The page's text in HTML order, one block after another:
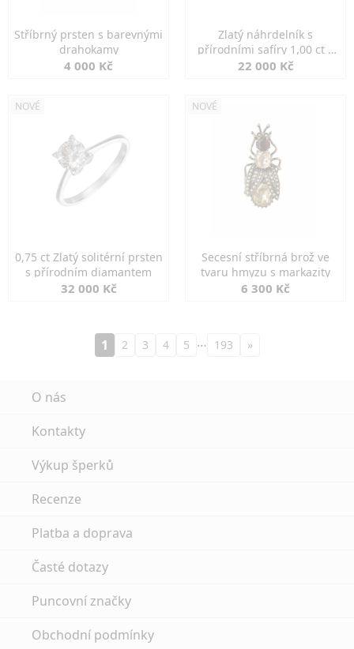
Stříbrný prsten s barevnými
drahokamy
4 000 Kč
Zlatý náhrdelník s
přírodními safíry 1,00 ct a
diamanty
22 000 Kč
NOVÉ
0,75 ct Zlatý solitérní prsten
s přírodním diamantem
32 000 Kč
NOVÉ
Secesní stříbrná brož ve
tvaru hmyzu s markazity
6 300 Kč
1 2 3 4 5 … 193 »
O nás
Kontakty
Výkup šperků
Recenze
Platba a doprava
Časté dotazy
Puncovní značky
Obchodní podmínky